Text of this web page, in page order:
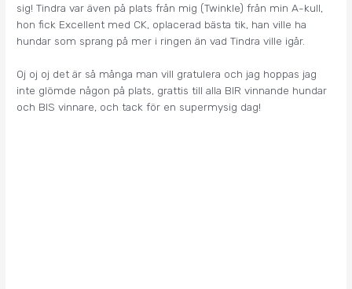
sig! Tindra var även på plats från mig (Twinkle) från min A-kull,
hon fick Excellent med CK, oplacerad bästa tik, han ville ha
hundar som sprang på mer i ringen än vad Tindra ville igår.
Oj oj oj det är så många man vill gratulera och jag hoppas jag
inte glömde någon på plats, grattis till alla BIR vinnande hundar
och BIS vinnare, och tack för en supermysig dag!